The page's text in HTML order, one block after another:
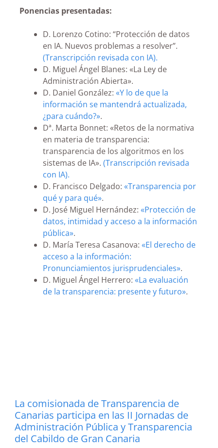
Ponencias presentadas:
D. Lorenzo Cotino: “Protección de datos
en IA. Nuevos problemas a resolver”.
(Transcripción revisada con IA).
D. Miguel Ángel Blanes: «La Ley de
Administración Abierta».
D. Daniel González: «Y lo de que la
información se mantendrá actualizada,
¿para cuándo?».
Dª. Marta Bonnet: «Retos de la normativa
en materia de transparencia:
transparencia de los algoritmos en los
sistemas de IA». (Transcripción revisada
con IA).
D. Francisco Delgado: «Transparencia por
qué y para qué».
D. José Miguel Hernández: «Protección de
datos, intimidad y acceso a la información
pública».
D. María Teresa Casanova: «El derecho de
acceso a la información:
Pronunciamientos jurisprudenciales».
D. Miguel Ángel Herrero: «La evaluación
de la transparencia: presente y futuro».
La comisionada de Transparencia de
Canarias participa en las II Jornadas de
Administración Pública y Transparencia
del Cabildo de Gran Canaria